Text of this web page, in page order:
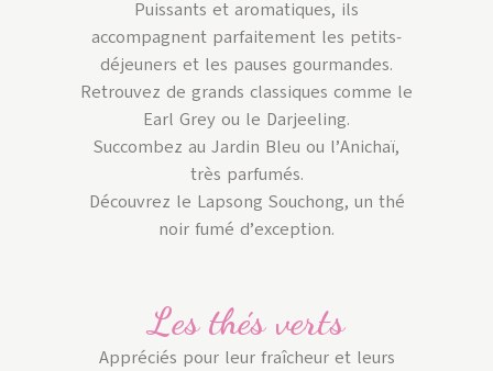
Puissants et aromatiques, ils
accompagnent parfaitement les petits-
déjeuners et les pauses gourmandes.
Retrouvez de grands classiques comme le
Earl Grey ou le Darjeeling.
Succombez au Jardin Bleu ou l’Anichaï,
très parfumés.
Découvrez le Lapsong Souchong, un thé
noir fumé d’exception.
Les thés verts
Appréciés pour leur fraîcheur et leurs